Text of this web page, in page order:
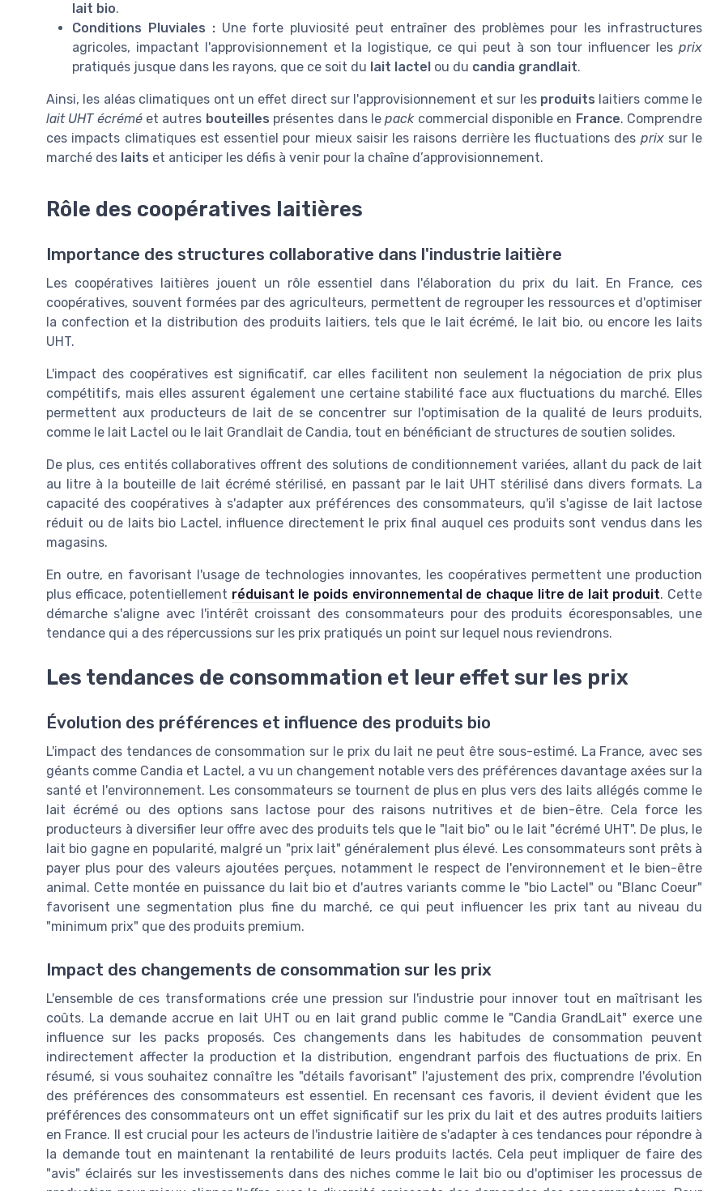
lait bio.
Conditions Pluviales :Une forte pluviosité peut entraîner des problèmes pour les infrastructures
agricoles, impactant l'approvisionnement et la logistique, ce qui peut à son tour influencer les prix
pratiqués jusque dans les rayons, que ce soit du lait lactel ou du candia grandlait.
Ainsi, les aléas climatiques ont un effet direct sur l'approvisionnement et sur les produits laitiers comme le
lait UHT écréméet autres bouteilles présentes dans lepackcommercial disponible en France. Comprendre
ces impacts climatiques est essentiel pour mieux saisir les raisons derrière les fluctuations des prixsur le
marché des laits et anticiper les défis à venir pour la chaîne d’approvisionnement.
Rôle des coopératives laitières
Importance des structures collaborative dans l'industrie laitière
Les coopératives laitières jouent un rôle essentiel dans l'élaboration du prix du lait. En France, ces
coopératives, souvent formées par des agriculteurs, permettent de regrouper les ressources et d'optimiser
la confection et la distribution des produits laitiers, tels que le lait écrémé, le lait bio, ou encore les laits
UHT.
L'impact des coopératives est significatif, car elles facilitent non seulement la négociation de prix plus
compétitifs, mais elles assurent également une certaine stabilité face aux fluctuations du marché. Elles
permettent aux producteurs de lait de se concentrer sur l'optimisation de la qualité de leurs produits,
comme le lait Lactel ou le lait Grandlait de Candia, tout en bénéficiant de structures de soutien solides.
De plus, ces entités collaboratives offrent des solutions de conditionnement variées, allant du pack de lait
au litre à la bouteille de lait écrémé stérilisé, en passant par le lait UHT stérilisé dans divers formats. La
capacité des coopératives à s'adapter aux préférences des consommateurs, qu'il s'agisse de lait lactose
réduit ou de laits bio Lactel, influence directement le prix final auquel ces produits sont vendus dans les
magasins.
En outre, en favorisant l'usage de technologies innovantes, les coopératives permettent une production
plus efficace, potentiellement réduisant le poids environnemental de chaque litre de lait produit. Cette
démarche s'aligne avec l'intérêt croissant des consommateurs pour des produits écoresponsables, une
tendance qui a des répercussions sur les prix pratiqués un point sur lequel nous reviendrons.
Les tendances de consommation et leur effet sur les prix
Évolution des préférences et influence des produits bio
L'impact des tendances de consommation sur le prix du lait ne peut être sous-estimé. La France, avec ses
géants comme Candia et Lactel, a vu un changement notable vers des préférences davantage axées sur la
santé et l'environnement. Les consommateurs se tournent de plus en plus vers des laits allégés comme le
lait écrémé ou des options sans lactose pour des raisons nutritives et de bien-être. Cela force les
producteurs à diversifier leur offre avec des produits tels que le "lait bio" ou le lait "écrémé UHT". De plus, le
lait bio gagne en popularité, malgré un "prix lait" généralement plus élevé. Les consommateurs sont prêts à
payer plus pour des valeurs ajoutées perçues, notamment le respect de l'environnement et le bien-être
animal. Cette montée en puissance du lait bio et d'autres variants comme le "bio Lactel" ou "Blanc Coeur"
favorisent une segmentation plus fine du marché, ce qui peut influencer les prix tant au niveau du
"minimum prix" que des produits premium.
Impact des changements de consommation sur les prix
L'ensemble de ces transformations crée une pression sur l'industrie pour innover tout en maîtrisant les
coûts. La demande accrue en lait UHT ou en lait grand public comme le "Candia GrandLait" exerce une
influence sur les packs proposés. Ces changements dans les habitudes de consommation peuvent
indirectement affecter la production et la distribution, engendrant parfois des fluctuations de prix. En
résumé, si vous souhaitez connaître les "détails favorisant" l'ajustement des prix, comprendre l'évolution
des préférences des consommateurs est essentiel. En recensant ces favoris, il devient évident que les
préférences des consommateurs ont un effet significatif sur les prix du lait et des autres produits laitiers
en France. Il est crucial pour les acteurs de l'industrie laitière de s'adapter à ces tendances pour répondre à
la demande tout en maintenant la rentabilité de leurs produits lactés. Cela peut impliquer de faire des
"avis" éclairés sur les investissements dans des niches comme le lait bio ou d'optimiser les processus de